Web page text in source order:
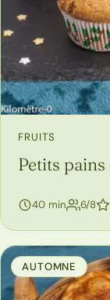
FRUITS
Petits pains
40 min 6/8
AUTOMNE